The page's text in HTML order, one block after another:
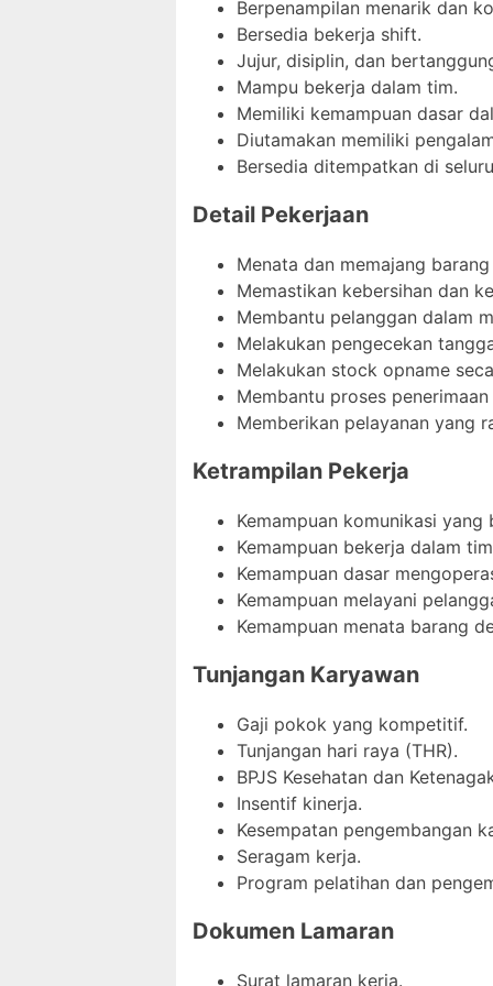
Berpenampilan menarik dan
Bersedia bekerja shift.
Jujur, disiplin, dan
Mampu bekerja dalam tim.
Memiliki kemampuan dasar
Diutamakan memiliki
Bersedia ditempatkan di
Detail Pekerjaan
Menata dan memajang
Memastikan kebersihan dan
Membantu pelanggan dalam
Melakukan pengecekan
Melakukan stock opname
Membantu proses
Memberikan pelayanan yang
Ketrampilan Pekerja
Kemampuan komunikasi yang
Kemampuan bekerja dalam
Kemampuan dasar
Kemampuan melayani
Kemampuan menata barang
Tunjangan Karyawan
Gaji pokok yang kompetitif.
Tunjangan hari raya (THR).
BPJS Kesehatan dan
Insentif kinerja.
Kesempatan pengembangan
Seragam kerja.
Program pelatihan dan
Dokumen Lamaran
Surat lamaran kerja.